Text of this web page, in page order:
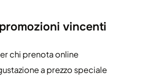
vincenti
chi prenota online
a prezzo speciale